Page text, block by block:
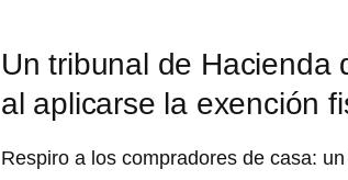
Un tribunal de Hacienda
al aplicarse la exención
Respiro a los compradores de casa: